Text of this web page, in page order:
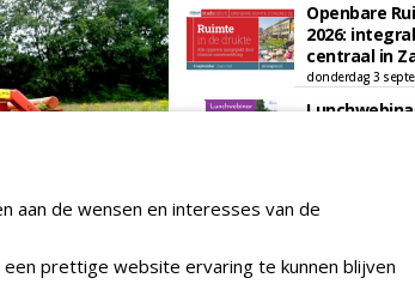
Openbare
2026:
centraal in
donderdag 3
dat
Rooftop
vrijdag 18
aan de wensen en interesses van de
prettige website ervaring te kunnen blijven